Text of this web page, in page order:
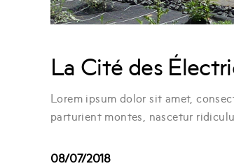
La Cité des
Lorem ipsum dolor sit amet,
parturient montes, nascetur
08/07/2018